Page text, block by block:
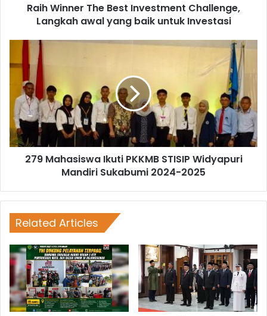
Raih Winner The Best Investment Challenge,
Langkah awal yang baik untuk Investasi
279 Mahasiswa Ikuti PKKMB STISIP Widyapuri
Mandiri Sukabumi 2024-2025
Related Articles